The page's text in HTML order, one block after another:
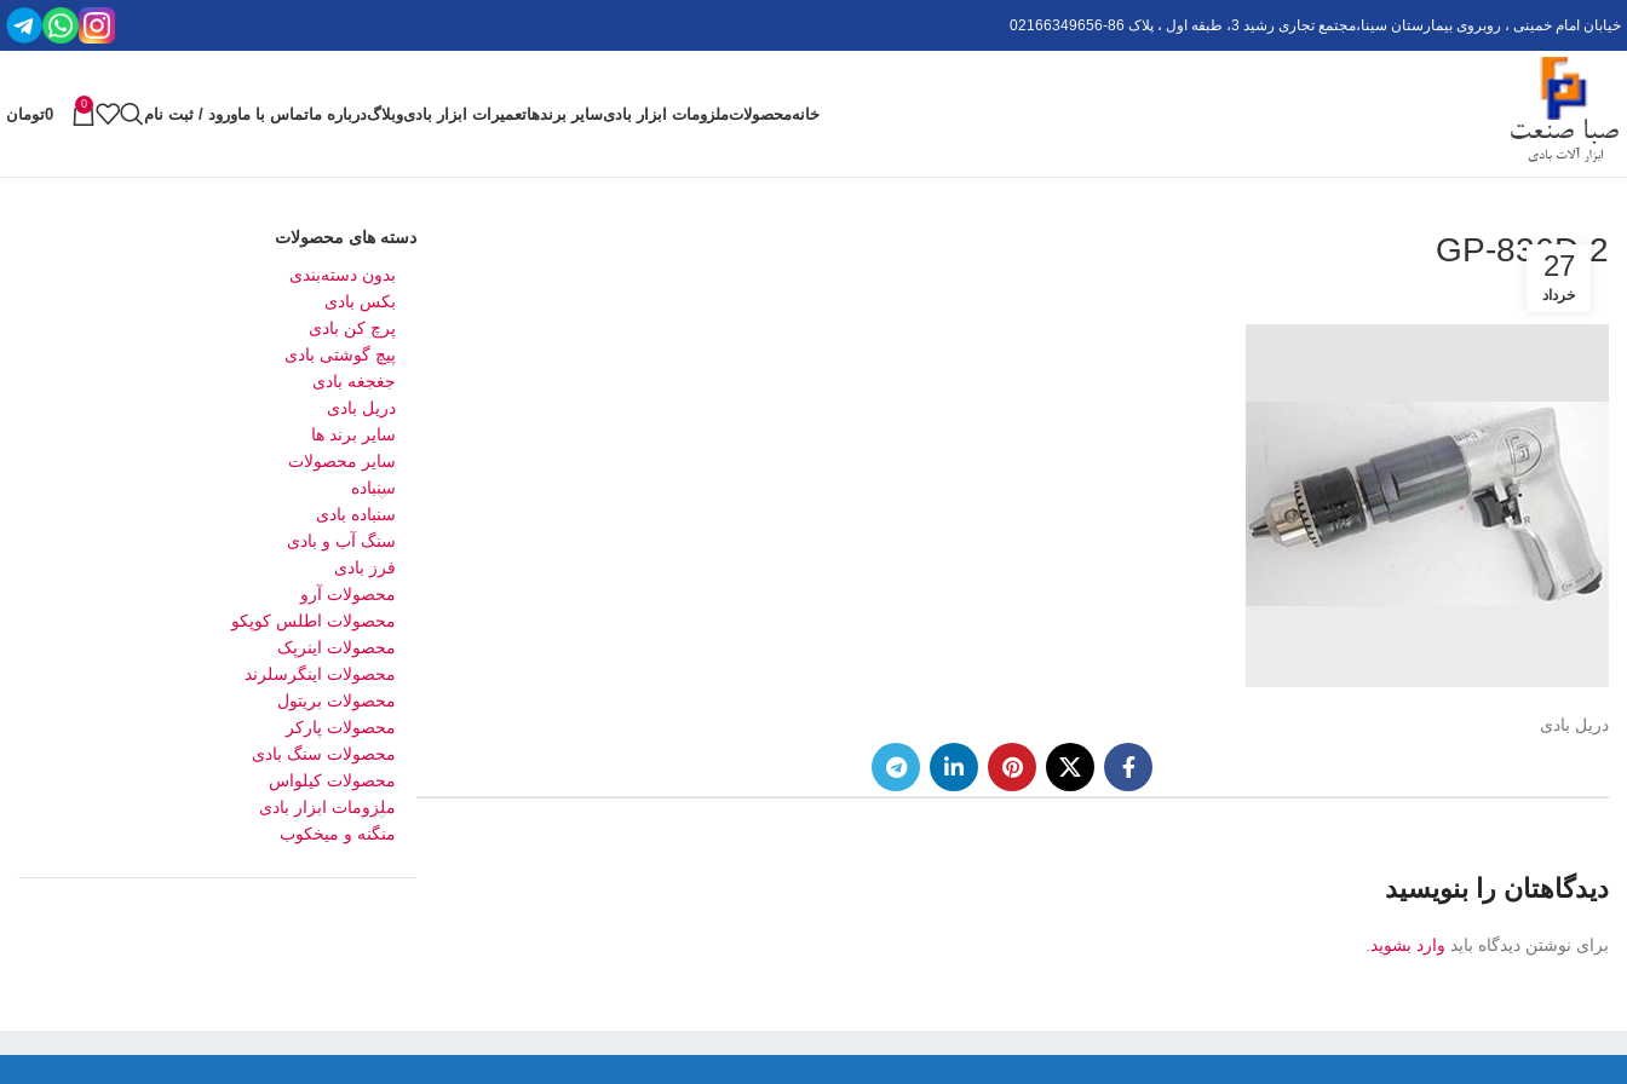
خیابان امام خمینی ، روبروی بیمارستان سینا،مجتمع تجاری رشید 3، طبقه اول ، پلاک 6 02166349656-8
خانهمحصولاتملزومات ابزار بادیسایر برندهاتعمیرات ابزار بادیوبلاگدرباره ماتماس با ماورود / ثبت نام
0
0تومان
GP-836D-2
27
خرداد
دریل بادی
دیدگاهتان را بنویسید
برای نوشتن دیدگاه باید وارد بشوید
دسته های محصولات
بدون دسته‌بندی
بکس بادی
پرچ کن بادی
پیچ گوشتی بادی
جغجغه بادی
دریل بادی
سایر برند ها
سایر محصولات
سنباده
سنباده بادی
سنگ آب و بادی
فرز بادی
محصولات آرو
محصولات اطلس کوپکو
محصولات اینرپک
محصولات اینگرسلرند
محصولات بریتول
محصولات پارکر
محصولات سنگ بادی
محصولات کیلواس
ملزومات ابزار بادی
منگنه و میخکوب